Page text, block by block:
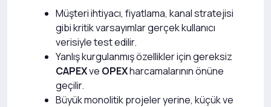
Müşteri ihtiyacı, fiyatlama, kanal stratejisi
gibi kritik varsayımlar gerçek kullanıcı
verisiyle test edilir.
Yanlış kurgulanmış özellikler için gereksiz
CAPEXve OPEXharcamalarının önüne
geçilir.
Büyük monolitik projeler yerine, küçük ve